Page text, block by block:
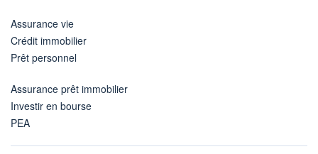
Assurance vie
Crédit immobilier
Prêt personnel
Assurance prêt immobilier
Investir en bourse
PEA